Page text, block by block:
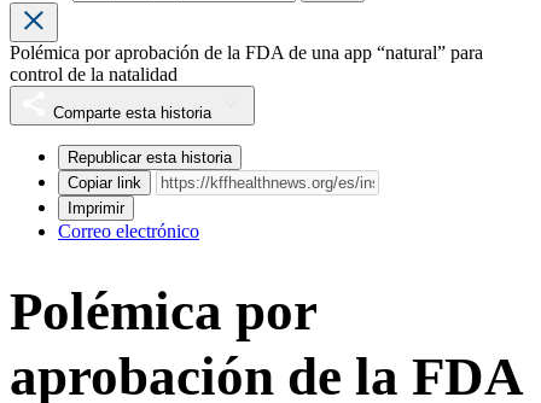
Polémica por aprobación de la FDA de una app “natural” para
control de la natalidad
Comparte esta historia
Republicar esta historia
Copiar link
Imprimir
Correo electrónico
Polémica por
aprobación de la FDA